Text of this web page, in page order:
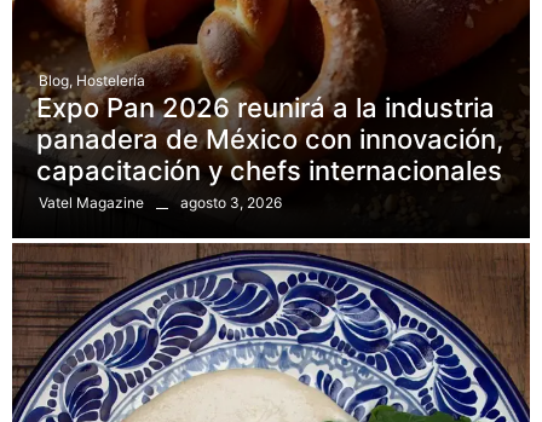
Blog, Hostelería
Expo Pan 2026 reunirá a la industria
panadera de México con innovación,
capacitación y chefs internacionales
Vatel Magazine agosto 3, 2026